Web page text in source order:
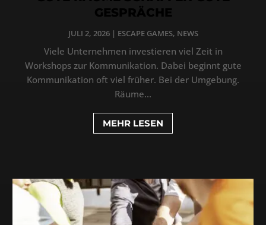
JULI 2, 2026| ESCAPE GAMES, NEWS
Viele Unternehmen investieren viel Zeit in
Workshops zur Kommunikation. Dabei beginnt gute
Kommunikation oft viel früher. Bei der Umgebung.
Räume...
MEHR LESEN